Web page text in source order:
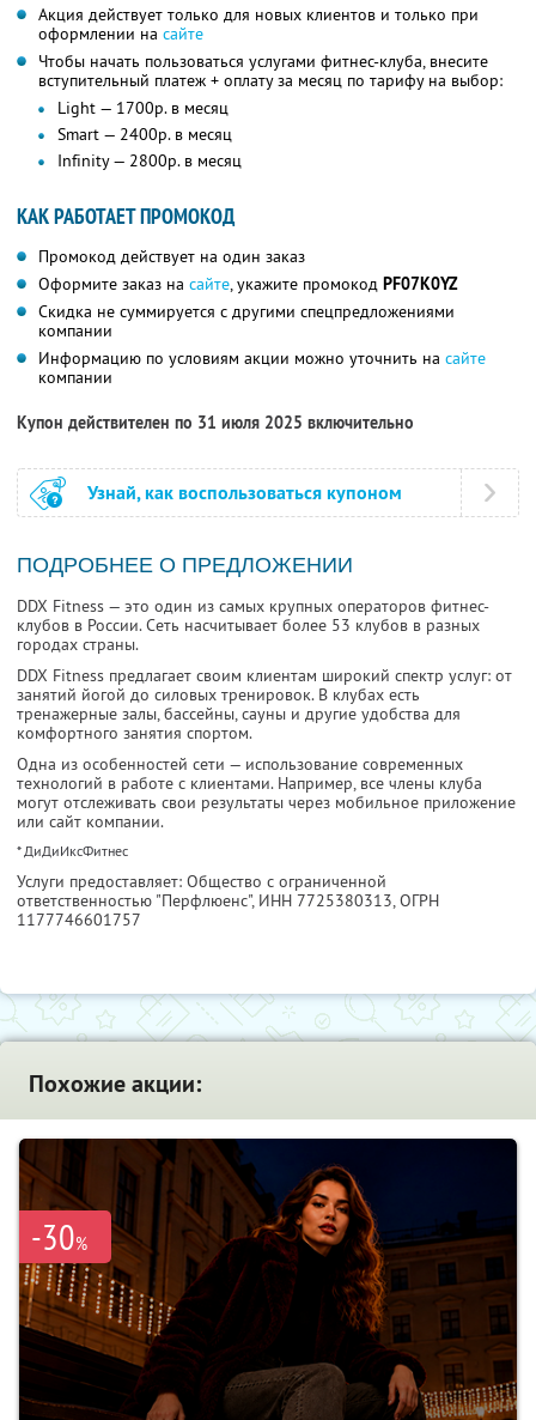
Акция действует только для новых клиентов и только при
оформлении на сайте
Чтобы начать пользоваться услугами фитнес-клуба, внесите
вступительный платеж + оплату за месяц по тарифу на выбор:
Light — 1700р. в месяц
Smart — 2400р. в месяц
Infinity — 2800р. в месяц
КАК РАБОТАЕТ ПРОМОКОД
Промокод действует на один заказ
Оформите заказ на сайте, укажите промокод PF07K0YZ
Скидка не суммируется с другими спецпредложениями
компании
Информацию по условиям акции можно уточнить на сайте
компании
Купон действителен по 31 июля 2025 включительно
Узнай, как воспользоваться купоном
ПОДРОБНЕЕ О ПРЕДЛОЖЕНИИ
DDX Fitness — это один из самых крупных операторов фитнес-
клубов в России. Сеть насчитывает более 53 клубов в разных
городах страны.
DDX Fitness предлагает своим клиентам широкий спектр услуг: от
занятий йогой до силовых тренировок. В клубах есть
тренажерные залы, бассейны, сауны и другие удобства для
комфортного занятия спортом.
Одна из особенностей сети — использование современных
технологий в работе с клиентами. Например, все члены клуба
могут отслеживать свои результаты через мобильное приложение
или сайт компании.
* ДиДиИксФитнес
Услуги предоставляет: Общество с ограниченной
ответственностью "Перфлюенс", ИНН 7725380313, ОГРН
1177746601757
Похожие акции:
-30%